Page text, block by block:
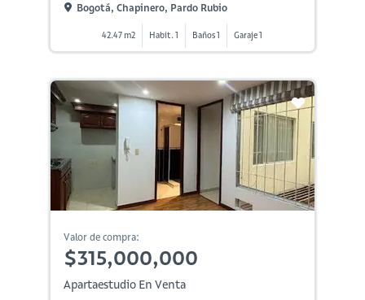
Bogotá, Chapinero, Pardo Rubio
42.47 m2 Habit. 1 Baños 1 Garaje 1
Valor de compra:
$315,000,000
Apartaestudio En Venta